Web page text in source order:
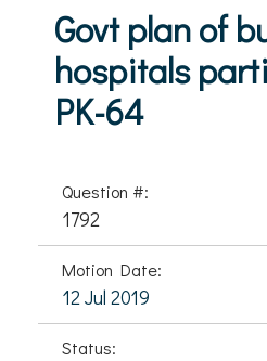
Govt plan of
hospitals
PK-64
Question #:
1792
Motion Date:
12 Jul 2019
Status: